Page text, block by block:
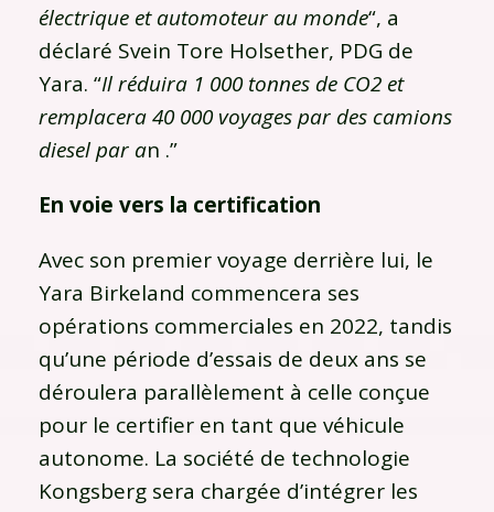
électrique et automoteur au monde“, a
déclaré Svein Tore Holsether, PDG de
Yara. “Il réduira 1 000 tonnes de CO2 et
remplacera 40 000 voyages par des camions
diesel par an .”
En voie vers la certification
Avec son premier voyage derrière lui, le
Yara Birkeland commencera ses
opérations commerciales en 2022, tandis
qu’une période d’essais de deux ans se
déroulera parallèlement à celle conçue
pour le certifier en tant que véhicule
autonome. La société de technologie
Kongsberg sera chargée d’intégrer les